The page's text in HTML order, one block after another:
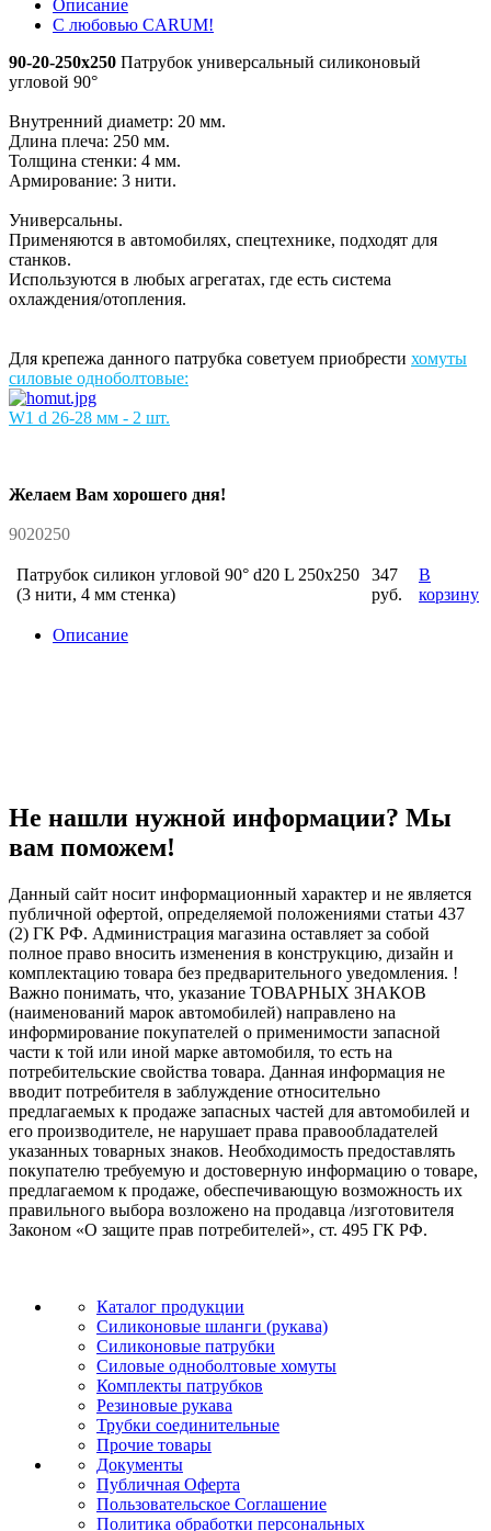
Описание
С любовью CARUM!
90-20-250x250 Патрубок универсальный силиконовый
угловой 90°
Внутренний диаметр: 20 мм.
Длина плеча: 250 мм.
Толщина стенки: 4 мм.
Армирование: 3 нити.
Универсальны.
Применяются в автомобилях, спецтехнике, подходят для
станков.
Используются в любых агрегатах, где есть система
охлаждения/отопления.
Для крепежа данного патрубка советуем приобрести хомуты
силовые одноболтовые:
W1 d 26-28 мм - 2 шт.
Желаем Вам хорошего дня!
9020250
Патрубок силикон угловой 90° d20 L 250x250
(3 нити, 4 мм стенка)
347
руб.
В
корзину
Описание
Не нашли нужной информации? Мы
вам поможем!
Данный сайт носит информационный характер и не является
публичной офертой, определяемой положениями статьи 437
(2) ГК РФ. Администрация магазина оставляет за собой
полное право вносить изменения в конструкцию, дизайн и
комплектацию товара без предварительного уведомления. !
Важно понимать, что, указание ТОВАРНЫХ ЗНАКОВ
(наименований марок автомобилей) направлено на
информирование покупателей о применимости запасной
части к той или иной марке автомобиля, то есть на
потребительские свойства товара. Данная информация не
вводит потребителя в заблуждение относительно
предлагаемых к продаже запасных частей для автомобилей и
его производителе, не нарушает права правообладателей
указанных товарных знаков. Необходимость предоставлять
покупателю требуемую и достоверную информацию о товаре,
предлагаемом к продаже, обеспечивающую возможность их
правильного выбора возложено на продавца /изготовителя
Законом «О защите прав потребителей», ст. 495 ГК РФ.
Каталог продукции
Силиконовые шланги (рукава)
Силиконовые патрубки
Силовые одноболтовые хомуты
Комплекты патрубков
Резиновые рукава
Трубки соединительные
Прочие товары
Документы
Публичная Оферта
Пользовательское Соглашение
Политика обработки персональных